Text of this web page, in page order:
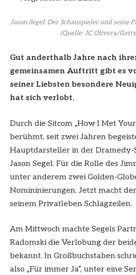
Jason Segel: Der Schauspieler und seine
(Quelle: JC Olivera/
Gut anderthalb Jahre nach
gemeinsamen Auftritt gibt es
seiner Liebsten besondere
hat sich verlobt.
Durch die Sitcom „How I Met
berühmt, seit zwei Jahren
Hauptdarsteller in der Dramedy-
Jason Segel. Für die Rolle des
unter anderem zwei Golden-
Nomininierungen. Jetzt macht
seinem Privatleben Schlagzeilen.
Am Mittwoch machte Segels
Radomski die Verlobung der
bekannt. In Großbuchstaben
also „Für immer Ja“, unter eine